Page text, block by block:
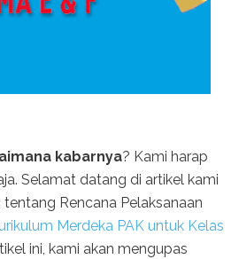
kabarnya? Kami harap
Selamat datang di artikel kami
Rencana Pelaksanaan
Merdeka PAK untuk Kelas
ini, kami akan mengupas